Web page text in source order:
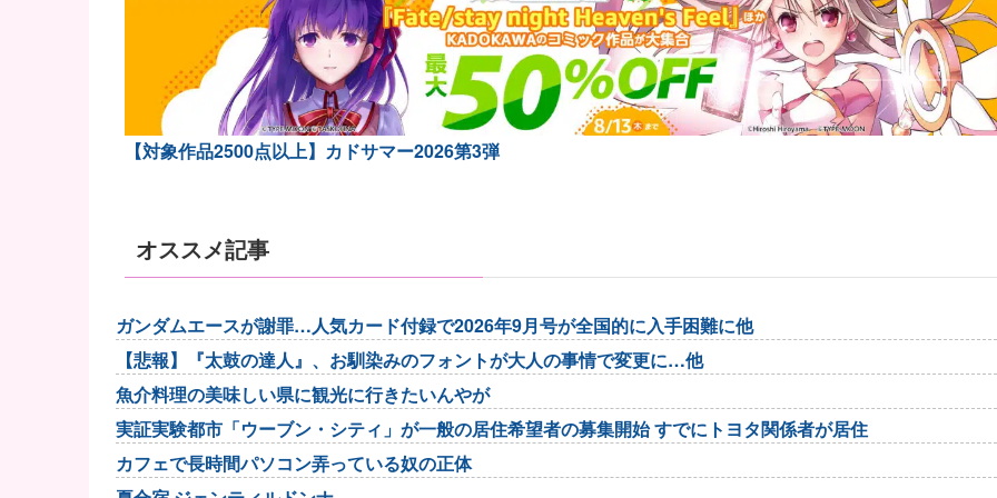
【対象作品2500点以上】カドサマー2026第3弾
オススメ記事
ガンダムエースが謝罪…人気カード付録で2026年9月号が全国的に入手困難に他
【悲報】『太鼓の達人』、お馴染みのフォントが大人の事情で変更に…他
魚介料理の美味しい県に観光に行きたいんやが
実証実験都市「ウーブン・シティ」が一般の居住希望者の募集開始 すでにトヨタ関係者が居住
カフェで長時間パソコン弄っている奴の正体